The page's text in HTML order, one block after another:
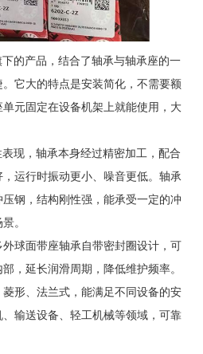
的产品，结合了轴承与轴承座的一
它大的特点是安装简化，不需要额
元固定在设备机架上就能使用，大
现，轴承本身经过精密加工，配合
运行时振动更小、噪音更低。轴承
钢，结构刚性强，能承受一定的冲
。
球面带座轴承自带密封圈设计，可
，延长润滑周期，降低维护频率。
形、法兰式，能满足不同设备的安
输送设备、轻工机械等领域，可靠